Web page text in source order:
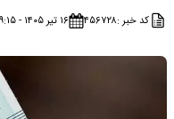
کد خبر :۴۵۶۷۲۸ ۱۶ تیر ۱۴۰۵ - ۱۹:۱۵